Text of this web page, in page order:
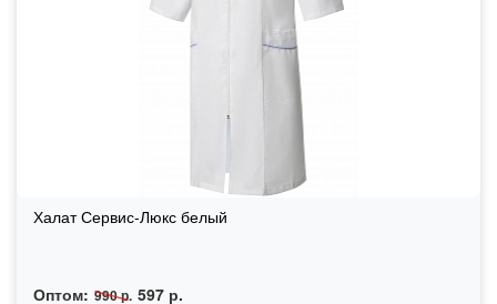
Халат Сервис-Люкс белый
Оптом: 990 р. 597 р.